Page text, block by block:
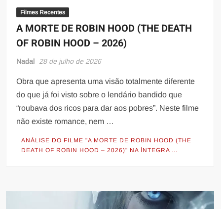
Filmes Recentes
A MORTE DE ROBIN HOOD (THE DEATH
OF ROBIN HOOD – 2026)
Nadal 28 de julho de 2026
Obra que apresenta uma visão totalmente diferente
do que já foi visto sobre o lendário bandido que
“roubava dos ricos para dar aos pobres”. Neste filme
não existe romance, nem …
ANÁLISE DO FILME "A MORTE DE ROBIN HOOD (THE
DEATH OF ROBIN HOOD – 2026)" NA ÍNTEGRA …